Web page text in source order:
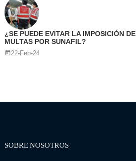
¿SE PUEDE EVITAR LA IMPOSICIÓN DE
MULTAS POR SUNAFIL?
22-Feb-24
SOBRE NOSOTROS